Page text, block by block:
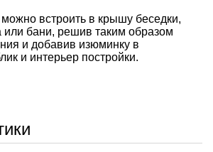
встроить в крышу беседки,
или бани, решив таким образом
и добавив изюминку в
и интерьер постройки.